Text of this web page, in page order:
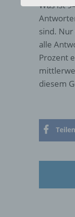
Was ist
sind.
alle
Prozent
diesem
b)
das
eine